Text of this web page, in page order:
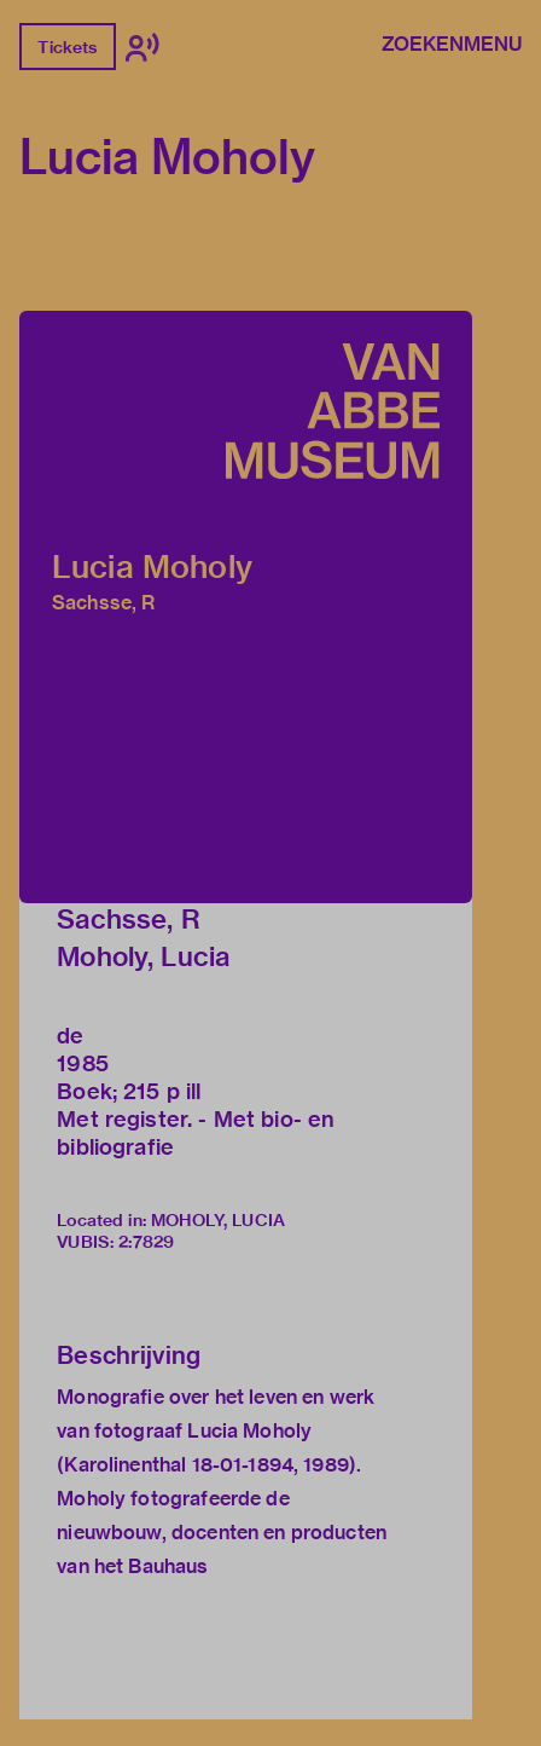
Tickets ZOEKENMENU
Lucia Moholy
Lucia Moholy
Sachsse, R
Sachsse, R
Moholy, Lucia
de
1985
Boek; 215 p ill
Met register. - Met bio- en
bibliografie
Located in: MOHOLY, LUCIA
VUBIS: 2:7829
Beschrijving
Monografie over het leven en werk
van fotograaf Lucia Moholy
(Karolinenthal 18-01-1894, 1989).
Moholy fotografeerde de
nieuwbouw, docenten en producten
van het Bauhaus